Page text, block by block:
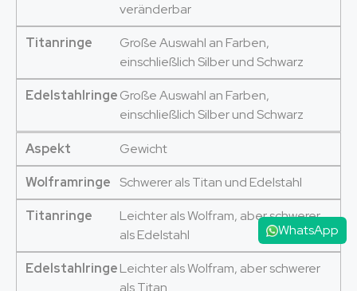
veränderbar
Titanringe
Große Auswahl an Farben,
einschließlich Silber und Schwarz
EdelstahlringeGroße Auswahl an Farben,
einschließlich Silber und Schwarz
Aspekt
Gewicht
Wolframringe
Schwerer als Titan und Edelstahl
Titanringe
Leichter als Wolfram, aber schwerer
als Edelstahl
EdelstahlringeLeichter als Wolfram, aber schwerer
WhatsApp